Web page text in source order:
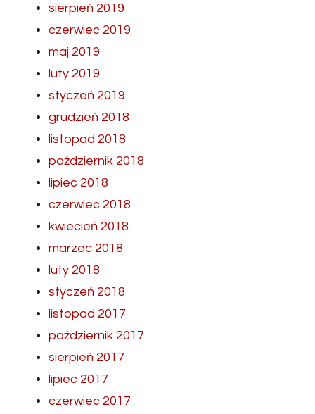
sierpień 2019
czerwiec 2019
maj 2019
luty 2019
styczeń 2019
grudzień 2018
listopad 2018
październik 2018
lipiec 2018
czerwiec 2018
kwiecień 2018
marzec 2018
luty 2018
styczeń 2018
listopad 2017
październik 2017
sierpień 2017
lipiec 2017
czerwiec 2017